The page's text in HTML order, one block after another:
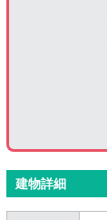
建物詳細